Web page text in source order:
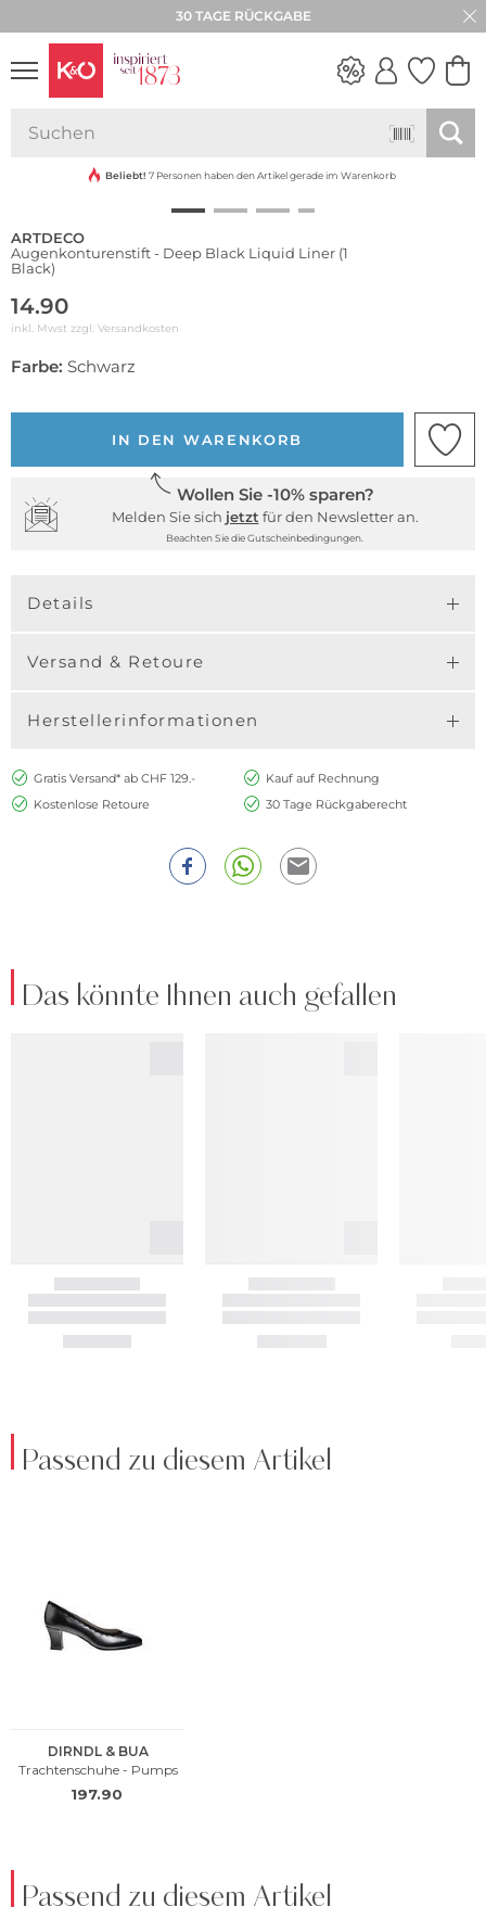
30 TAGE RÜCKGABE
VIBES
Beliebt! 7 Personen haben den Artikel gerade im Warenkorb
ARTDECO
Augenkonturenstift - Deep Black Liquid Liner (1
Black)
14.90
inkl. Mwst zzgl. Versandkosten
Farbe: Schwarz
IN DEN WARENKORB
Wollen Sie -10% sparen?
Melden Sie sich jetzt für den Newsletter an.
Beachten Sie die Gutscheinbedingungen.
Details
Versand & Retoure
Herstellerinformationen
Gratis Versand* ab CHF 129.-
Kauf auf Rechnung
Kostenlose Retoure
30 Tage Rückgaberecht
Das könnte Ihnen auch gefallen
Passend zu diesem Artikel
Passend zu diesem Artikel